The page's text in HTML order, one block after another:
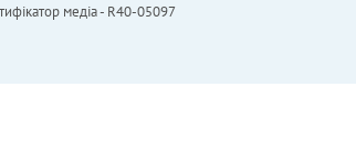
медіа - R40-05097